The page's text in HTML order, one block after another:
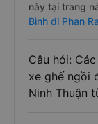
này tại trang
Bình đi Phan
Câu hỏi:
xe ghế ngồi
Ninh Thuận